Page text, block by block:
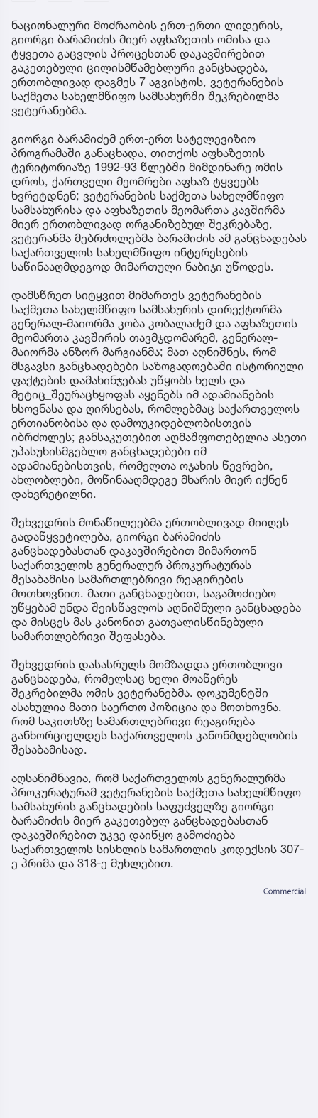
ნაციონალური მოძრაობის ერთ-ერთი ლიდერის,
გიორგი ბარამიძის მიერ აფხაზეთის ომისა და
ტყვეთა გაცვლის პროცესთან დაკავშირებით
გაკეთებული ცილისმწამებლური განცხადება,
ერთობლივად დაგმეს 7 აგვისტოს, ვეტერანების
საქმეთა სახელმწიფო სამსახურში შეკრებილმა
ვეტერანებმა.
გიორგი ბარამიძემ ერთ-ერთ სატელევიზიო
პროგრამაში განაცხადა, თითქოს აფხაზეთის
ტერიტორიაზე 1992-93 წლებში მიმდინარე ომის
დროს, ქართველი მეომრები აფხაზ ტყვეებს
ხვრეტდნენ; ვეტერანების საქმეთა სახელმწიფო
სამსახურისა და აფხაზეთის მეომართა კავშირმა
მიერ ერთობლივად ორგანიზებულ შეკრებაზე,
ვეტერანმა მებრძოლებმა ბარამიძის ამ განცხადებას
საქართველოს სახელმწიფო ინტერესების
საწინააღმდეგოდ მიმართული ნაბიჯი უწოდეს.
დამსწრეთ სიტყვით მიმართეს ვეტერანების
საქმეთა სახელმწიფო სამსახურის დირექტორმა
გენერალ-მაიორმა კობა კობალაძემ და აფხაზეთის
მეომართა კავშირის თავმჯდომარემ, გენერალ-
მაიორმა ანზორ მარგიანმა; მათ აღნიშნეს, რომ
მსგავსი განცხადებები საზოგადოებაში ისტორიული
ფაქტების დამახინჯებას უწყობს ხელს და
მეტიც_შეურაცხყოფას აყენებს იმ ადამიანების
ხსოვნასა და ღირსებას, რომლებმაც საქართველოს
ერთიანობისა და დამოუკიდებლობისთვის
იბრძოლეს; განსაკუთებით აღმაშფოთებელია ასეთი
უპასუხისმგებლო განცხადებები იმ
ადამიანებისთვის, რომელთა ოჯახის წევრები,
ახლობლები, მოწინააღმდეგე მხარის მიერ იქნენ
დახვრეტილნი.
შეხვედრის მონაწილეებმა ერთობლივად მიიღეს
გადაწყვეტილება, გიორგი ბარამიძის
განცხადებასთან დაკავშირებით მიმართონ
საქართველოს გენერალურ პროკურატურას
შესაბამისი სამართლებრივი რეაგირების
მოთხოვნით. მათი განცხადებით, საგამოძიებო
უწყებამ უნდა შეისწავლოს აღნიშნული განცხადება
და მისცეს მას კანონით გათვალისწინებული
სამართლებრივი შეფასება.
შეხვედრის დასასრულს მომზადდა ერთობლივი
განცხადება, რომელსაც ხელი მოაწერეს
შეკრებილმა ომის ვეტერანებმა. დოკუმენტში
ასახულია მათი საერთო პოზიცია და მოთხოვნა,
რომ საკითხზე სამართლებრივი რეაგირება
განხორციელდეს საქართველოს კანონმდებლობის
შესაბამისად.
აღსანიშნავია, რომ საქართველოს გენერალურმა
პროკურატურამ ვეტერანების საქმეთა სახელმწიფო
სამსახურის განცხადების საფუძველზე გიორგი
ბარამიძის მიერ გაკეთებულ განცხადებასთან
დაკავშირებით უკვე დაიწყო გამოძიება
საქართველოს სისხლის სამართლის კოდექსის 307-
ე პრიმა და 318-ე მუხლებით.